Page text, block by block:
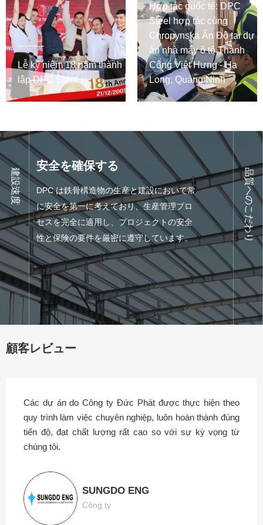
Lễ kỷ niệm 18 năm thành
lập DPC Steel
Hợp tác quốc tế: DPC
Steel hợp tác cùng
Chropynska Ấn Độ tại dự
án nhà máy ô tô Thành
Công Việt Hưng - Hạ
Long, Quảng Ninh
建設速度
建設速度
DPC は、十分に訓練された独自の建設およ
び設置チームと専門的な実装プロセスを備
えているという利点があり、投資家に約束
したとおりのスピードと進捗を常に保証し
ます。
安全を確保する
安全を確保する
DPC は鉄骨構造物の生産と建設において常
に安全を第一に考えており、生産管理プロ
セスを完全に適用し、プロジェクトの安全
性と保険の要件を厳密に遵守しています。
品質へのこだわり
品
の要
プ
常に
信を
顧客レビュー
Các dự án do Công ty Đức Phát được thực hiện theo
quy trình làm việc chuyên nghiệp, luôn hoàn thành đúng
tiến độ, đạt chất lượng rất cao so với sự kỳ vọng từ
chúng tôi.
SUNGDO ENG
Công ty